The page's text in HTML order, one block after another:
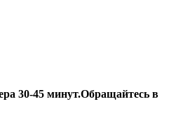
30-45 минут.Обращайтесь в